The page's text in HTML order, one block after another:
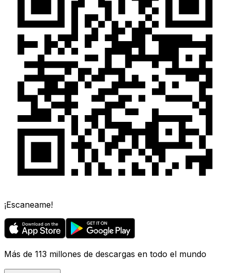
¡Escaneame!
Más de 113 millones de descargas en todo el mundo